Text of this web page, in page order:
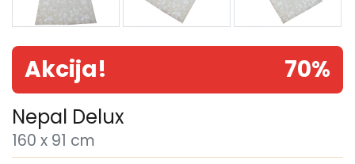
Akcija! 70%
Nepal Delux
160 x 91 cm